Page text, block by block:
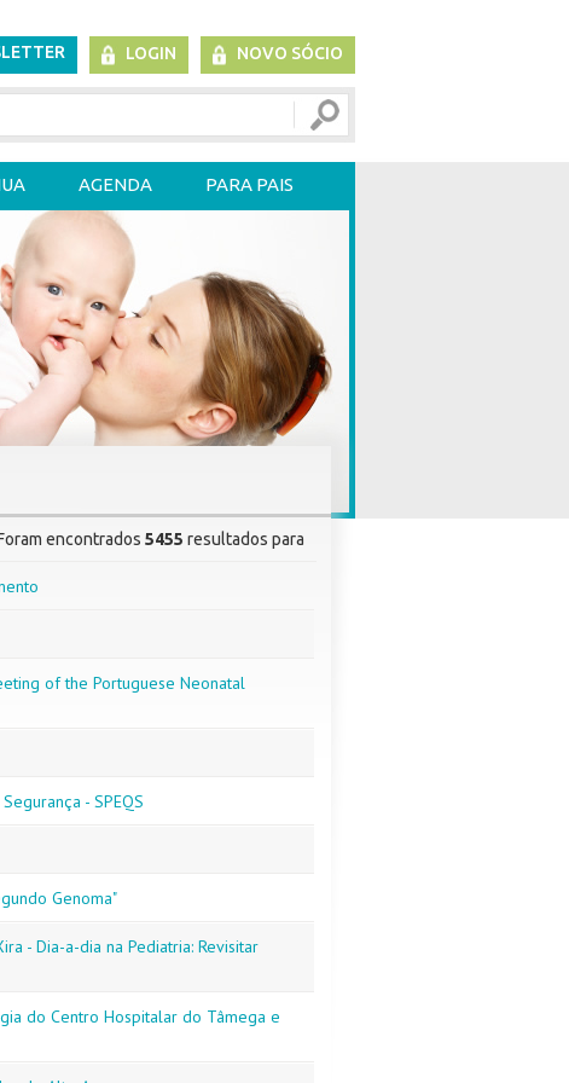
LOGIN NOVO SÓCIO
AGENDA PARA PAIS
encontrados 5455 resultados para
of the Portuguese Neonatal
- SPEQS
Genoma"
- Dia-a-dia na Pediatria: Revisitar
do Centro Hospitalar do Tâmega e